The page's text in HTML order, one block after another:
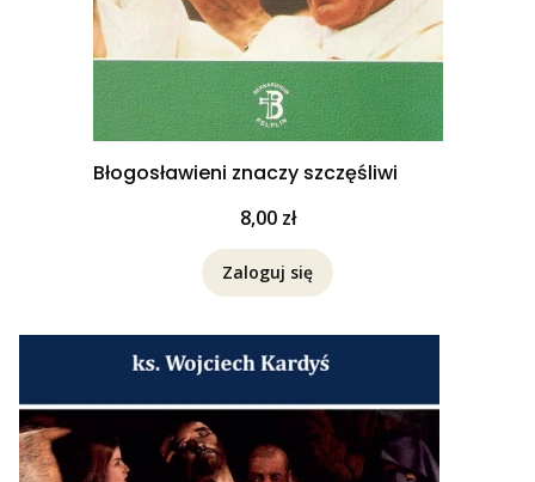
Błogosławieni znaczy szczęśliwi
Cena
8,00 zł
Zaloguj się